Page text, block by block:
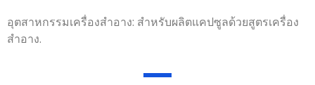
อุตสาหกรรมเครื่องสำอาง: สำหรับผลิตแคปซูลด้วยสูตรเครื่อง
สำอาง.